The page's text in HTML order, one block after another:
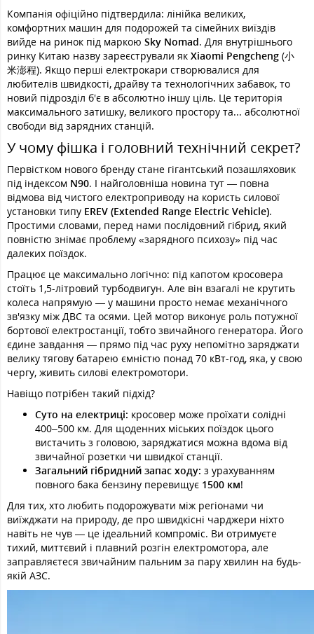
Компанія офіційно підтвердила: лінійка великих,
комфортних машин для подорожей та сімейних виїздів
вийде на ринок під маркою Sky Nomad. Для внутрішнього
ринку Китаю назву зареєстрували як Xiaomi Pengcheng (小
米澎程). Якщо перші електрокари створювалися для
любителів швидкості, драйву та технологічних забавок, то
новий підрозділ б'є в абсолютно іншу ціль. Це територія
максимального затишку, великого простору та... абсолютної
свободи від зарядних станцій.
У чому фішка і головний технічний секрет?
Первістком нового бренду стане гігантський позашляховик
під індексом N90. І найголовніша новина тут — повна
відмова від чистого електроприводу на користь силової
установки типу EREV (Extended Range Electric Vehicle).
Простими словами, перед нами послідовний гібрид, який
повністю знімає проблему «зарядного психозу» під час
далеких поїздок.
Працює це максимально логічно: під капотом кросовера
стоїть 1,5-літровий турбодвигун. Але він взагалі не крутить
колеса напрямую — у машини просто немає механічного
зв'язку між ДВС та осями. Цей мотор виконує роль потужної
бортової електростанції, тобто звичайного генератора. Його
єдине завдання — прямо під час руху непомітно заряджати
велику тягову батарею ємністю понад 70 кВт-год, яка, у свою
чергу, живить силові електромотори.
Навіщо потрібен такий підхід?
Суто на електриці: кросовер може проїхати солідні
400–500 км. Для щоденних міських поїздок цього
вистачить з головою, заряджатися можна вдома від
звичайної розетки чи швидкої станції.
Загальний гібридний запас ходу: з урахуванням
повного бака бензину перевищує 1500 км!
Для тих, хто любить подорожувати між регіонами чи
виїжджати на природу, де про швидкісні чарджери ніхто
навіть не чув — це ідеальний компроміс. Ви отримуєте
тихий, миттєвий і плавний розгін електромотора, але
заправляєтеся звичайним пальним за пару хвилин на будь-
якій АЗС.